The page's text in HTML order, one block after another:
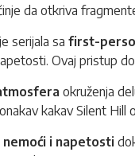
da otkriva
serijala sa first-
Ovaj pristup
okruženja
kakav Silent Hill
nemoći i napetosti